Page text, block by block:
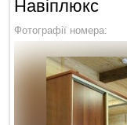
Навіплюкс
Фотографії номера: